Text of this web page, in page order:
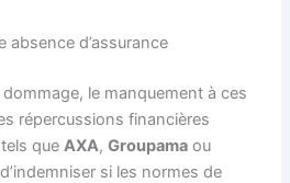
absence d’assurance
le manquement à ces
répercussions financières
tels queAXA,Groupama ou
si les normes de